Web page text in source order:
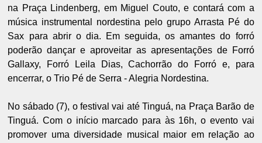
na Praça Lindenberg, em Miguel Couto, e contará com a
música instrumental nordestina pelo grupo Arrasta Pé do
Sax para abrir o dia. Em seguida, os amantes do forró
poderão dançar e aproveitar as apresentações de Forró
Gallaxy, Forró Leila Dias, Cachorrão do Forró e, para
encerrar, o Trio Pé de Serra - Alegria Nordestina.
No sábado (7), o festival vai até Tinguá, na Praça Barão de
Tinguá. Com o início marcado para às 16h, o evento vai
promover uma diversidade musical maior em relação ao